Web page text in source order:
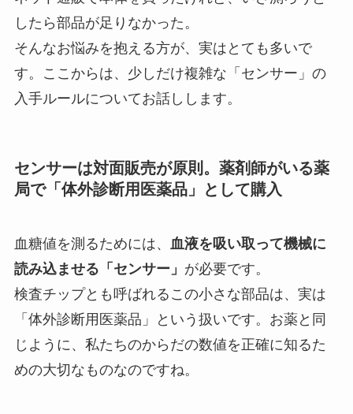
したら部品が足りなかった。
そんなお悩みを抱える方が、実はとても多いで
す。ここからは、少しだけ複雑な「センサー」の
入手ルールについてお話しします。
センサーは対面販売が原則。薬剤師がいる薬
局で「体外診断用医薬品」として購入
血糖値を測るためには、 血液を吸い取って機械に
読み込ませる「センサー」 が必要です。
検査チップとも呼ばれるこの小さな部品は、実は
「体外診断用医薬品」という扱いです。お薬と同
じように、私たちのからだの数値を正確に知るた
めの大切なものなのですね。